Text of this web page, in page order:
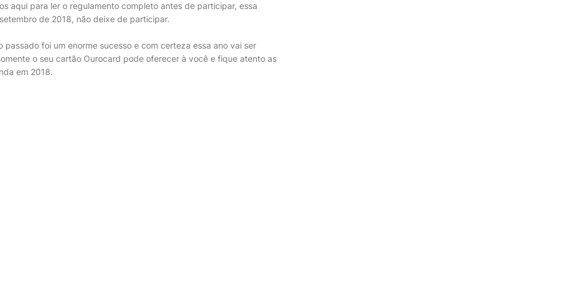
aqui para ler o regulamento completo antes de participar, essa
de 2018, não deixe de participar.
foi um enorme sucesso e com certeza essa ano vai ser
o seu cartão Ourocard pode oferecer à você e fique atento as
em 2018.